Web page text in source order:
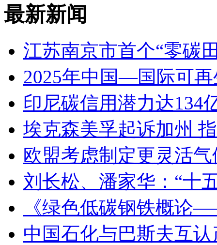
最新新闻
江苏南京市首个“零碳
2025年中国—国际可
印尼碳信用潜力达134
埃克森美孚起诉加州
欧盟考虑制定更灵活
刘长松、潘家华：“十
《绿色低碳钢铁概论
中国石化与巴斯夫互